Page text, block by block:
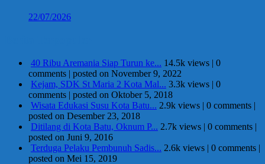
22/07/2026
40 Ribu Aremania Siap Turun ke... 14.5k views | 0
comments | posted on November 9, 2022
Kejam, SDK St Maria 2 Kota Mal... 3.3k views | 0
comments | posted on Oktober 5, 2018
Wisata Edukasi Susu Kota Batu... 2.9k views | 0 comments |
posted on Desember 23, 2018
Ditilang di Kota Batu, Oknum P... 2.7k views | 0 comments |
posted on Juni 9, 2016
Terduga Pelaku Pembunuh Sadis... 2.6k views | 0 comments |
posted on Mei 15, 2019